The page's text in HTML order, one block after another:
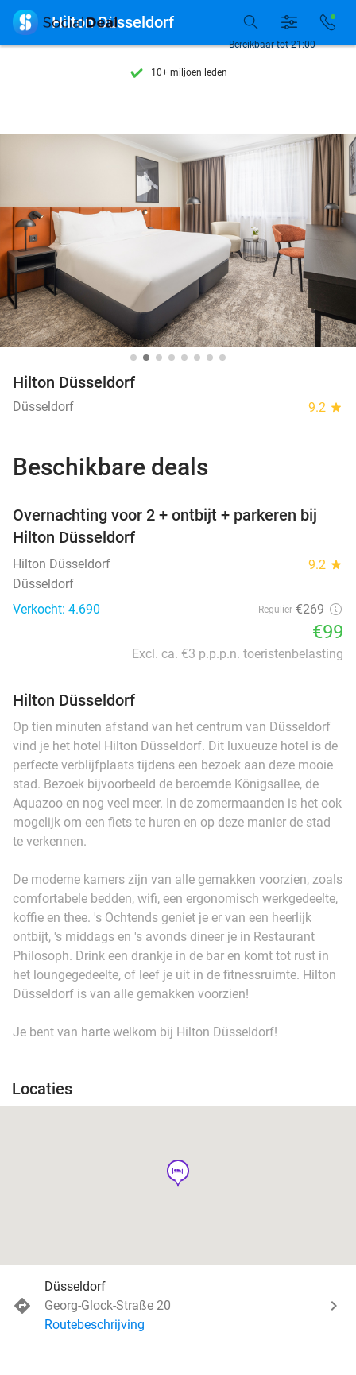
7 dagen per week beschikbaar
10+ miljoen leden
7 dagen per week beschikbaar
10+ miljoen leden
Bereikbaar tot 21:00
 Hilton Düsseldorf
Hilton Düsseldorf
Düsseldorf 9.2 star
Beschikbare deals
Overnachting voor 2 + ontbijt + parkeren bij
Hilton Düsseldorf
Hilton Düsseldorf 9.2 star
Düsseldorf
Verkocht: 4.690
Regulier €269
€99
Excl. ca. €3 p.p.p.n. toeristenbelasting
Hilton Düsseldorf
Op tien minuten afstand van het centrum van Düsseldorf
vind je het hotel Hilton Düsseldorf. Dit luxueuze hotel is de
perfecte verblijfplaats tijdens een bezoek aan deze mooie
stad. Bezoek bijvoorbeeld de beroemde Königsallee, de
Aquazoo en nog veel meer. In de zomermaanden is het ook
mogelijk om een fiets te huren en op deze manier de stad
te verkennen.
De moderne kamers zijn van alle gemakken voorzien, zoals
comfortabele bedden, wifi, een ergonomisch werkgedeelte,
koffie en thee. 's Ochtends geniet je er van een heerlijk
ontbijt, 's middags en 's avonds dineer je in Restaurant
Philosoph. Drink een drankje in de bar en komt tot rust in
het loungegedeelte, of leef je uit in de fitnessruimte. Hilton
Düsseldorf is van alle gemakken voorzien!
Je bent van harte welkom bij Hilton Düsseldorf!
Locaties
hotel
Düsseldorf
Georg-Glock-Straße 20
Routebeschrijving